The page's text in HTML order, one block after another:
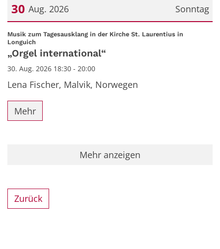
Sonntag
30 Aug. 2026
Datum: 30. August 2026
Musik zum Tagesausklang in der Kirche St. Laurentius in
Longuich
„Orgel international“
30. Aug. 2026 18:30 - 20:00
Lena Fischer, Malvik, Norwegen
Mehr
Mehr anzeigen
Zurück